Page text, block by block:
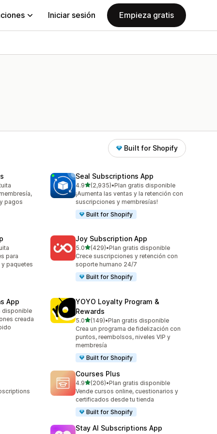
Iniciar sesión Empieza gratis
Built for Shopify
pagos
Seal Subscriptions App
4.9de 5 estrellas
(2,935)
2935 reseñas en total
•Plan gratis disponible
¡Aumenta las ventas y la retención con
suscripciones y membresías!
Built for Shopify
para
paquetes
Joy Subscription App
5.0de 5 estrellas
(429)
429 reseñas en total
•Plan gratis disponible
Crece suscripciones y retención con
soporte humano 24/7
Built for Shopify
App
disponible
creada
YOYO Loyalty Program &
Rewards
5.0de 5 estrellas
(149)
149 reseñas en total
•Plan gratis disponible
Crea un programa de fidelización con
puntos, reembolsos, niveles VIP y
membresía
Built for Shopify
Courses Plus
4.9de 5 estrellas
(206)
206 reseñas en total
•Plan gratis disponible
Vende cursos online, cuestionarios y
certificados desde tu tienda
Built for Shopify
Stay AI Subscriptions App